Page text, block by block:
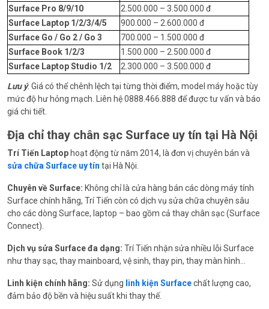
Surface Pro 8/9/10
2.500.000 – 3.500.000 đ
Surface Laptop 1/2/3/4/5
900.000 – 2.600.000 đ
Surface Go / Go 2 / Go 3
700.000 – 1.500.000 đ
Surface Book 1/2/3
1.500.000 – 2.500.000 đ
Surface Laptop Studio 1/2
2.300.000 – 3.500.000 đ
Lưu ý: Giá có thể chênh lệch tại từng thời điểm, model máy hoặc tùy
mức độ hư hỏng mạch. Liên hệ 0888.466.888 để được tư vấn và báo
giá chi tiết.
Địa chỉ thay chân sạc Surface uy tín tại Hà Nội
Trí Tiến Laptop hoạt động từ năm 2014, là đơn vị chuyên bán và
sửa chữa Surface uy tín tại Hà Nội.
Chuyên về Surface: Không chỉ là cửa hàng bán các dòng máy tính
Surface chính hãng, Trí Tiến còn có dịch vụ sửa chữa chuyên sâu
cho các dòng Surface, laptop – bao gồm cả thay chân sạc (Surface
Connect).
Dịch vụ sửa Surface đa dạng: Trí Tiến nhận sửa nhiều lỗi Surface
như thay sạc, thay mainboard, vệ sinh, thay pin, thay màn hình…
Linh kiện chính hãng: Sử dụng linh kiện Surfacechất lượng cao,
đảm bảo độ bền và hiệu suất khi thay thế.